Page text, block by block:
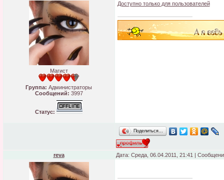
Магист
Группа: Администраторы
Сообщений: 3997
Статус:
Доступно только для пользователей
Поделиться…
reva Дата: Среда, 06.04.2011, 21:41 |